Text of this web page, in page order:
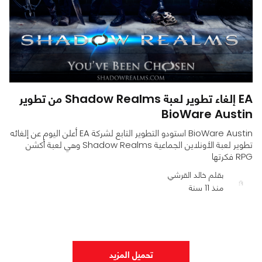
EA إلغاء تطوير لعبة Shadow Realms من تطوير
BioWare Austin
BioWare Austin استودو التطوير التابع لشركة EA أعلن اليوم عن إلغائه
تطوير لعبة الأونلاين الجماعية Shadow Realms وهي لعبة أكشن
RPG فكرتها
بقلم خالد القرشي
منذ 11 سنة
تحميل المزيد